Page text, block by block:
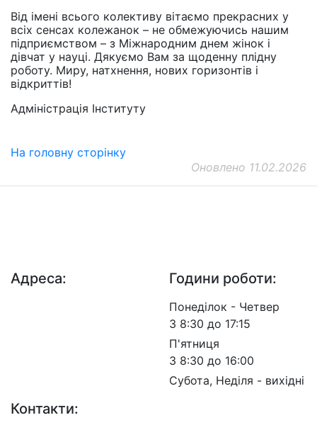
Від імені всього колективу вітаємо прекрасних у
всіх сенсах колежанок – не обмежуючись нашим
підприємством – з Міжнародним днем жінок і
дівчат у науці. Дякуємо Вам за щоденну плідну
роботу. Миру, натхнення, нових горизонтів і
відкриттів!
Адміністрація Інституту
На головну сторінку
Оновлено 11.02.2026
Адреса: Години роботи:
Понеділок - Четвер
З 8:30 до 17:15
П'ятниця
З 8:30 до 16:00
Субота, Неділя - вихідні
Контакти: